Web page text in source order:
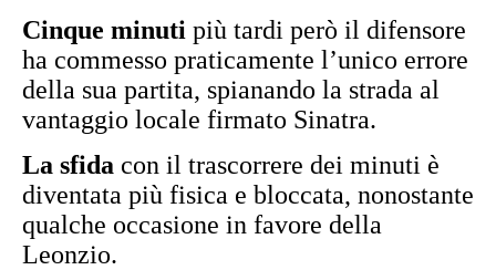
Cinque minuti più tardi però il difensore
ha commesso praticamente l’unico errore
della sua partita, spianando la strada al
vantaggio locale firmato Sinatra.
La sfida con il trascorrere dei minuti è
diventata più fisica e bloccata, nonostante
qualche occasione in favore della
Leonzio.